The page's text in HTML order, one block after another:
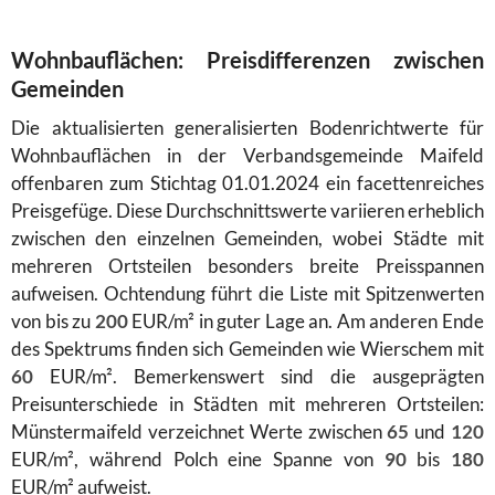
Wohnbauflächen: Preisdifferenzen zwischen
Gemeinden
Die aktualisierten generalisierten Bodenrichtwerte für
Wohnbauflächen in der Verbandsgemeinde Maifeld
offenbaren zum Stichtag 01.01.2024 ein facettenreiches
Preisgefüge. Diese Durchschnittswerte variieren erheblich
zwischen den einzelnen Gemeinden, wobei Städte mit
mehreren Ortsteilen besonders breite Preisspannen
aufweisen. Ochtendung führt die Liste mit Spitzenwerten
von bis zu 200EUR/m² in guter Lage an. Am anderen Ende
des Spektrums finden sich Gemeinden wie Wierschem mit
60 EUR/m². Bemerkenswert sind die ausgeprägten
Preisunterschiede in Städten mit mehreren Ortsteilen:
Münstermaifeld verzeichnet Werte zwischen65 und 120
EUR/m², während Polch eine Spanne von 90bis 180
EUR/m² aufweist.